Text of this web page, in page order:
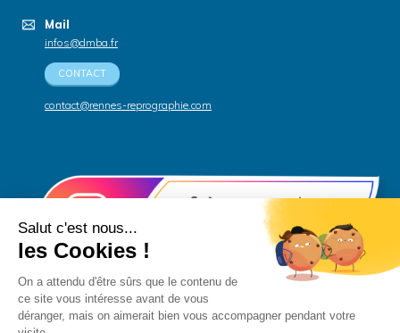
Mail
infos@dmba.fr
CONTACT
contact@rennes-reprographie.com